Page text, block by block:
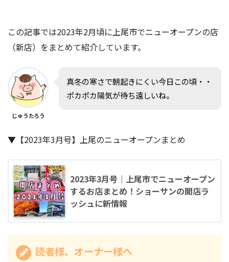
この記事では2023年2月頃に上尾市でニューオープンの店
（新店）をまとめて紹介しています。
じゅうたろう
真冬の寒さで朝起きにくい今日この頃・・
ポカポカ陽気が待ち遠しいね。
▼【2023年3月号】上尾のニューオープンまとめ
2023年3月号｜上尾市でニューオープン
するお店まとめ！ショーサンの開店ラ
ッシュに新情報
読者様、オーナー様へ